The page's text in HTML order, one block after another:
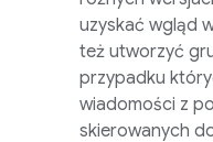
uzyskać wgląd
też utworzyć
przypadku
wiadomości z
skierowanych